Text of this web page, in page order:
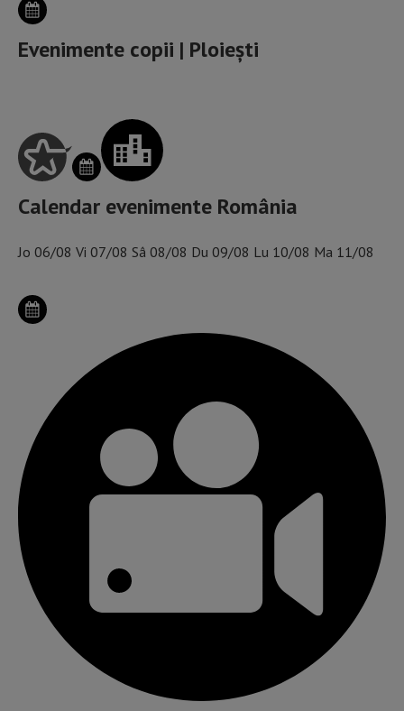
Evenimente copii | Ploiești
Calendar evenimente România
Jo 06/08 Vi 07/08 Sâ 08/08 Du 09/08 Lu 10/08 Ma 11/08